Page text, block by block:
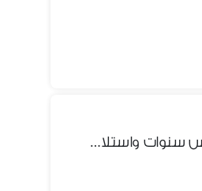
سرير كبوتنية مودرن من اجود الاخشاب سراير ضمان خمس سنوات واستلام فورى